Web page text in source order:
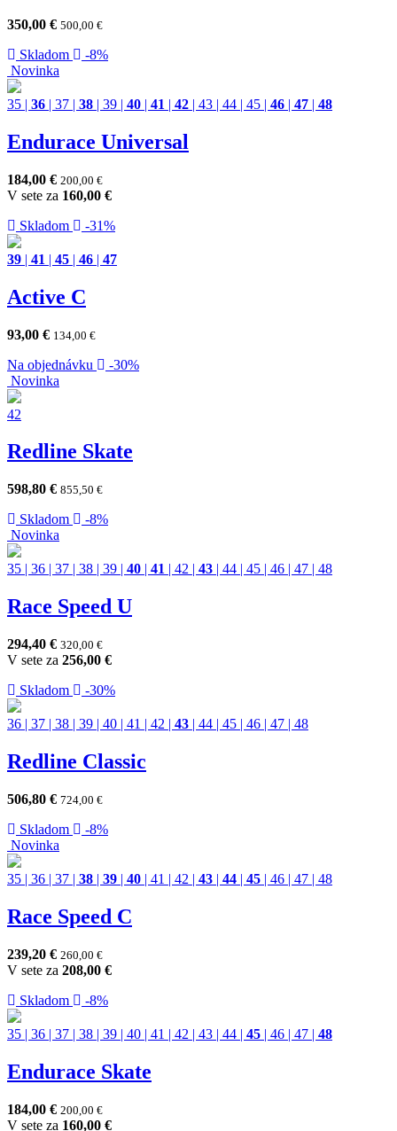
350,00 € 500,00 €
Skladom
-8%
Novinka
35 | 36 | 37 | 38 | 39 | 40 | 41 | 42 | 43 | 44 | 45 | 46 | 47 | 48
Endurace Universal
184,00 € 200,00 €
V sete za 160,00 €
Skladom
-31%
39 | 41 | 45 | 46 | 47
Active C
93,00 € 134,00 €
Na objednávku
-30%
Novinka
42
Redline Skate
598,80 € 855,50 €
Skladom
-8%
Novinka
35 | 36 | 37 | 38 | 39 | 40 | 41 | 42 | 43 | 44 | 45 | 46 | 47 | 48
Race Speed U
294,40 € 320,00 €
V sete za 256,00 €
Skladom
-30%
36 | 37 | 38 | 39 | 40 | 41 | 42 | 43 | 44 | 45 | 46 | 47 | 48
Redline Classic
506,80 € 724,00 €
Skladom
-8%
Novinka
35 | 36 | 37 | 38 | 39 | 40 | 41 | 42 | 43 | 44 | 45 | 46 | 47 | 48
Race Speed C
239,20 € 260,00 €
V sete za 208,00 €
Skladom
-8%
35 | 36 | 37 | 38 | 39 | 40 | 41 | 42 | 43 | 44 | 45 | 46 | 47 | 48
Endurace Skate
184,00 € 200,00 €
V sete za 160,00 €